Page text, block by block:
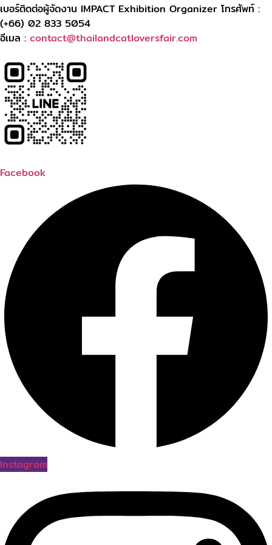
เบอร์ติดต่อผู้จัดงาน IMPACT Exhibition Organizer โทรศัพท์ :
(+66) 02 833 5054
อีเมล : contact@thailandcatloversfair.com
Facebook
Instagram